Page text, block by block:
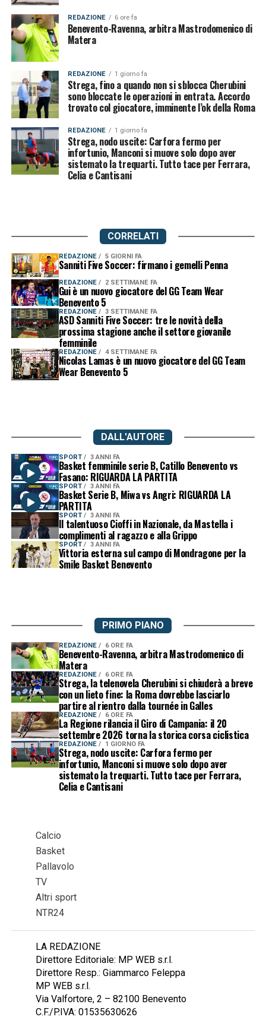
REDAZIONE 6 ore fa
Benevento-Ravenna, arbitra Mastrodomenico di
Matera
REDAZIONE 1 giorno fa
Strega, fino a quando non si sblocca Cherubini
sono bloccate le operazioni in entrata. Accordo
trovato col giocatore, imminente l’ok della Roma
REDAZIONE 1 giorno fa
Strega, nodo uscite: Carfora fermo per
infortunio, Manconi si muove solo dopo aver
sistemato la trequarti. Tutto tace per Ferrara,
Celia e Cantisani
CORRELATI
REDAZIONE 5 GIORNI FA
Sanniti Five Soccer: firmano i gemelli Penna
REDAZIONE 2 SETTIMANE FA
Gui è un nuovo giocatore del GG Team Wear
Benevento 5
REDAZIONE 3 SETTIMANE FA
ASD Sanniti Five Soccer: tre le novità della
prossima stagione anche il settore giovanile
femminile
REDAZIONE 4 SETTIMANE FA
Nicolas Lamas è un nuovo giocatore del GG Team
Wear Benevento 5
DALL'AUTORE
SPORT 3 ANNI FA
Basket femminile serie B, Catillo Benevento vs
Fasano: RIGUARDA LA PARTITA
SPORT 3 ANNI FA
Basket Serie B, Miwa vs Angri: RIGUARDA LA
PARTITA
SPORT 3 ANNI FA
Il talentuoso Cioffi in Nazionale, da Mastella i
complimenti al ragazzo e alla Grippo
SPORT 3 ANNI FA
Vittoria esterna sul campo di Mondragone per la
Smile Basket Benevento
PRIMO PIANO
REDAZIONE 6 ORE FA
Benevento-Ravenna, arbitra Mastrodomenico di
Matera
REDAZIONE 6 ORE FA
Strega, la telenovela Cherubini si chiuderà a breve
con un lieto fine: la Roma dovrebbe lasciarlo
partire al rientro dalla tournée in Galles
REDAZIONE 6 ORE FA
La Regione rilancia il Giro di Campania: il 20
settembre 2026 torna la storica corsa ciclistica
REDAZIONE 1 GIORNO FA
Strega, nodo uscite: Carfora fermo per
infortunio, Manconi si muove solo dopo aver
sistemato la trequarti. Tutto tace per Ferrara,
Celia e Cantisani
Calcio
Basket
Pallavolo
TV
Altri sport
NTR24
LA REDAZIONE
Direttore Editoriale: MP WEB s.r.l.
Direttore Resp.: Giammarco Feleppa
MP WEB s.r.l.
Via Valfortore, 2 – 82100 Benevento
C.F./P.IVA: 01535630626